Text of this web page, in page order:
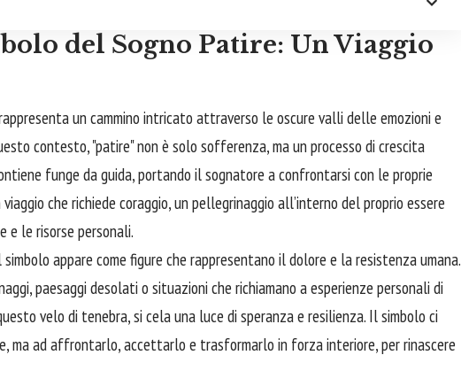
del Sogno Patire: Un Viaggio
un cammino intricato attraverso le oscure valli delle emozioni e
contesto, "patire" non è solo sofferenza, ma un processo di crescita
funge da guida, portando il sognatore a confrontarsi con le proprie
che richiede coraggio, un pellegrinaggio all’interno del proprio essere
e le risorse personali.
simbolo appare come figure che rappresentano il dolore e la resistenza umana.
paesaggi desolati o situazioni che richiamano a esperienze personali di
velo di tenebra, si cela una luce di speranza e resilienza. Il simbolo ci
ma ad affrontarlo, accettarlo e trasformarlo in forza interiore, per rinascere